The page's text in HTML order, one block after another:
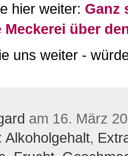
hier weiter: Ganz
Meckerei über
uns weiter -
am 16. März
Alkoholgehalt,